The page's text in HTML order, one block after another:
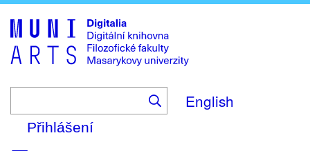
to
main
content
English
Přihlášení